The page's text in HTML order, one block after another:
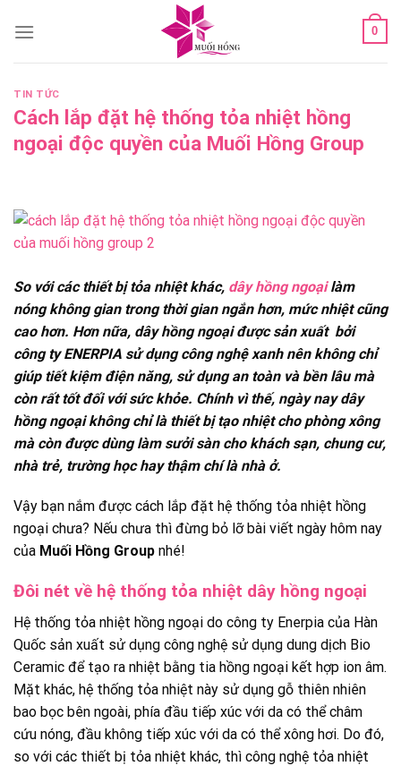
0
TIN TỨC
Cách lắp đặt hệ thống tỏa nhiệt hồng
ngoại độc quyền của Muối Hồng Group
So với các thiết bị tỏa nhiệt khác, dây hồng ngoạilàm
nóng không gian trong thời gian ngắn hơn, mức nhiệt cũng
cao hơn. Hơn nữa, dây hồng ngoại được sản xuất bởi
công ty ENERPIA sử dụng công nghệ xanh nên không chỉ
giúp tiết kiệm điện năng, sử dụng an toàn và bền lâu mà
còn rất tốt đối với sức khỏe. Chính vì thế, ngày nay dây
hồng ngoại không chỉ là thiết bị tạo nhiệt cho phòng xông
mà còn được dùng làm sưởi sàn cho khách sạn, chung cư,
nhà trẻ, trường học hay thậm chí là nhà ở.
Vậy bạn nắm được cách lắp đặt hệ thống tỏa nhiệt hồng
ngoại chưa? Nếu chưa thì đừng bỏ lỡ bài viết ngày hôm nay
của Muối Hồng Group nhé!
Đôi nét về hệ thống tỏa nhiệt dây hồng ngoại
Hệ thống tỏa nhiệt hồng ngoại do công ty Enerpia của Hàn
Quốc sản xuất sử dụng công nghệ sử dụng dung dịch Bio
Ceramic để tạo ra nhiệt bằng tia hồng ngoại kết hợp ion âm.
Mặt khác, hệ thống tỏa nhiệt này sử dụng gỗ thiên nhiên
bao bọc bên ngoài, phía đầu tiếp xúc với da có thể châm
cứu nóng, đầu không tiếp xúc với da có thể xông hơi. Do đó,
so với các thiết bị tỏa nhiệt khác, thì công nghệ tỏa nhiệt